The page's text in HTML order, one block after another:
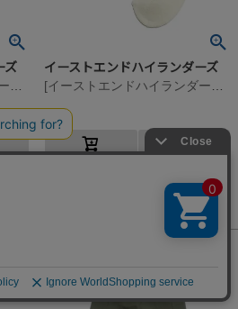
ズ イーストエンドハイランダーズ
税込
探しですか？